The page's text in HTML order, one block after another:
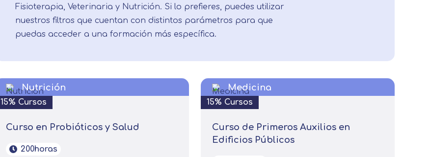
Fisioterapia, Veterinaria y Nutrición. Si lo prefieres, puedes utilizar
nuestros filtros que cuentan con distintos parámetros para que
puedas acceder a una formación más específica.
Nutrición
15% Cursos
Curso en Probióticos y Salud
200horas
Medicina
15% Cursos
Curso de Primeros Auxilios en
Edificios Públicos